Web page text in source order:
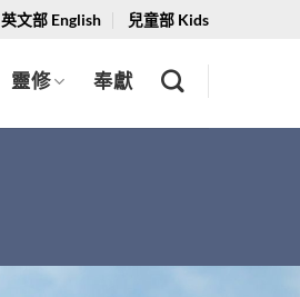
英文部 English 兒童部 Kids
靈修 奉獻